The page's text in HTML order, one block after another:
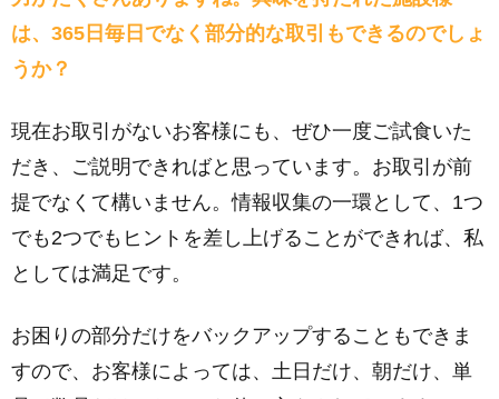
は、365日毎日でなく部分的な取引もできるのでしょ
うか？
現在お取引がないお客様にも、ぜひ一度ご試食いた
だき、ご説明できればと思っています。お取引が前
提でなくて構いません。情報収集の一環として、1つ
でも2つでもヒントを差し上げることができれば、私
としては満足です。
お困りの部分だけをバックアップすることもできま
すので、お客様によっては、土日だけ、朝だけ、単